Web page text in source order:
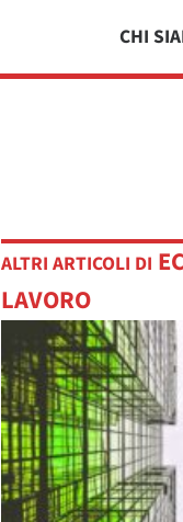
CHI
ALTRI ARTICOLI DI
LAVORO